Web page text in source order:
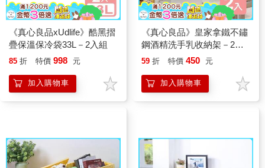
《真心良品xUdlife》酷黑摺
疊保溫保冷袋33L－2入組
85 折 特價 998 元
加入購物車
《真心良品》皇家拿鐵不鏽
鋼酒精洗手乳收納架－2入
組
59 折 特價 450 元
加入購物車